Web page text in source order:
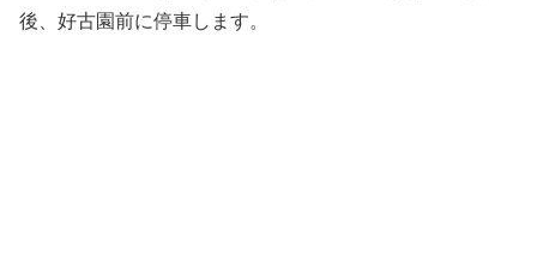
後、好古園前に停車します。